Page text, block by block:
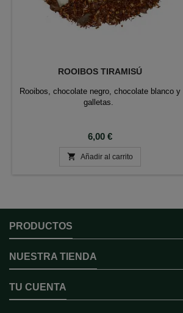
ROOIBOS TIRAMISÚ
Rooibos, chocolate negro, chocolate blanco y
galletas.
Precio
6,00 €
 Añadir al carrito
PRODUCTOS
NUESTRA TIENDA
TU CUENTA